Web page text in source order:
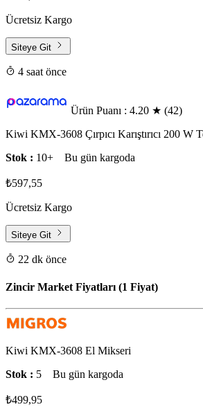
Ücretsiz Kargo
Siteye Git
4 saat önce
Ürün Puanı : 4.20 ★ (42)
Kiwi KMX-3608 Çırpıcı Karıştırıcı 200 W
Stok : 10+ Bu gün kargoda
₺597,55
Ücretsiz Kargo
Siteye Git
22 dk önce
Zincir Market Fiyatları (1 Fiyat)
Kiwi KMX-3608 El Mikseri
Stok : 5 Bu gün kargoda
₺499,95